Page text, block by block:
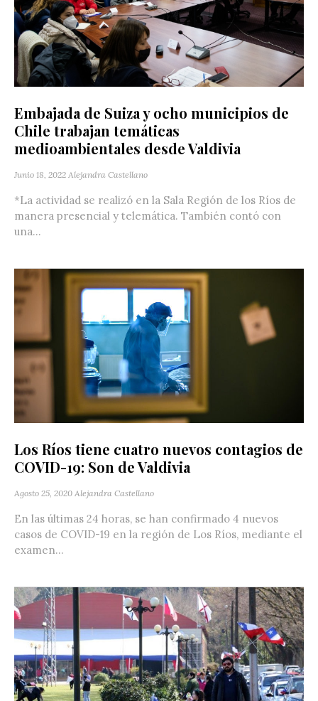
Embajada de Suiza y ocho municipios de
Chile trabajan temáticas
medioambientales desde Valdivia
Junio 18, 2022 Alejandra Castellano
*La actividad se realizó en la Sala Región de los Ríos de
manera presencial y telemática. También contó con
una...
Los Ríos tiene cuatro nuevos contagios de
COVID-19: Son de Valdivia
Agosto 25, 2020 Alejandra Castellano
En las últimas 24 horas, se han confirmado 4 nuevos
casos de COVID-19 en la región de Los Ríos, mediante el
examen...